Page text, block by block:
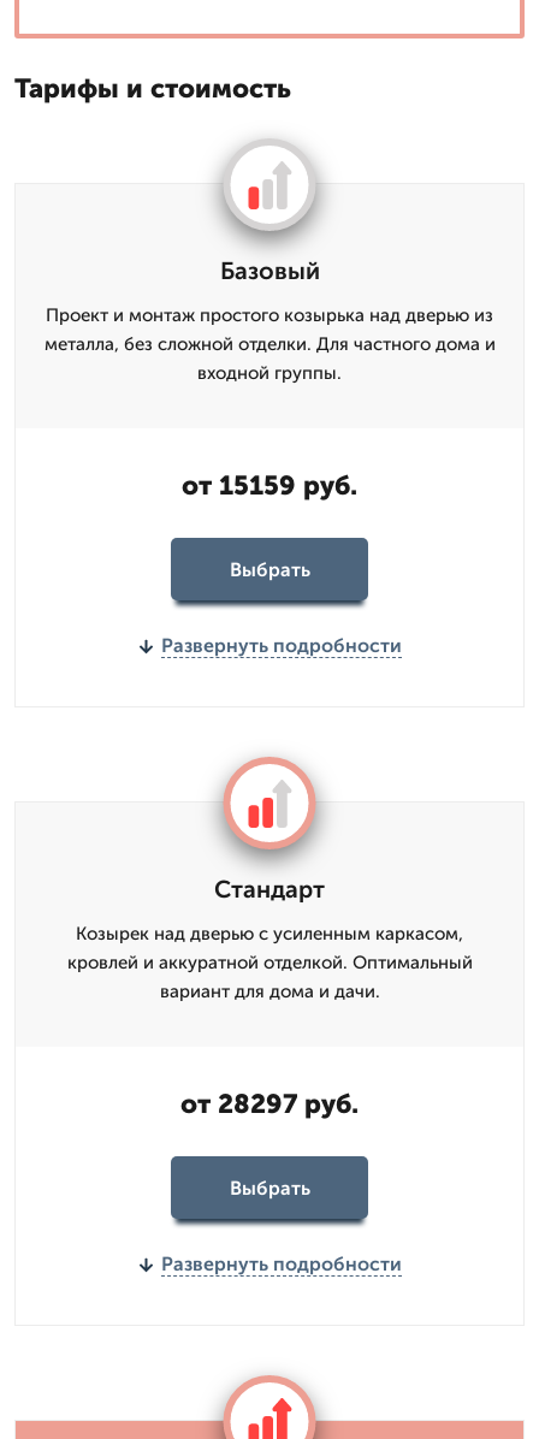
Тарифы и стоимость
Базовый
Проект и монтаж простого козырька над дверью из
металла, без сложной отделки. Для частного дома и
входной группы.
от 15159 руб.
Выбрать
Развернуть подробности
Стандарт
Козырек над дверью с усиленным каркасом,
кровлей и аккуратной отделкой. Оптимальный
вариант для дома и дачи.
от 28297 руб.
Выбрать
Развернуть подробности